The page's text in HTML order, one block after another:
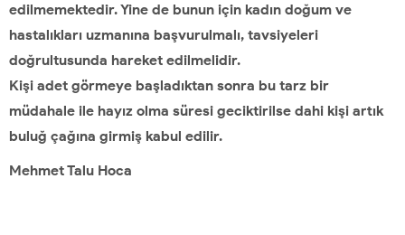
edilmemektedir. Yine de bunun için kadın doğum ve
hastalıkları uzmanına başvurulmalı, tavsiyeleri
doğrultusunda hareket edilmelidir.
Kişi adet görmeye başladıktan sonra bu tarz bir
müdahale ile hayız olma süresi geciktirilse dahi kişi artık
buluğ çağına girmiş kabul edilir.
Mehmet Talu Hoca